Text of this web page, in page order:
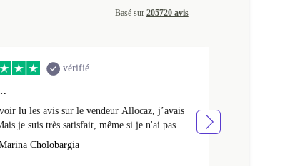
Basé sur 205720 avis
vérifié
lu les avis sur le vendeur Allocaz, j’avais
je suis très satisfait, même si je n'ai pas
Apple d'origine, mais un emballage en
Je l'ai aussi reçu avec un peu de retard. Cela fait
Cholobargia